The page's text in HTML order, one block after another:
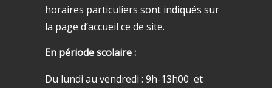
horaires particuliers sont indiqués sur
la page d’accueil ce de site.
En période scolaire:
Du lundi au vendredi : 9h-13h00 et